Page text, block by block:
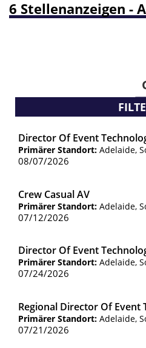
6 Stellenanzeigen -
Director Of Event
Primärer Standort: Adelaide,
08/07/2026
Crew Casual AV
Primärer Standort: Adelaide,
07/12/2026
Director Of Event
Primärer Standort: Adelaide,
07/24/2026
Regional Director Of Event
Primärer Standort: Adelaide,
07/21/2026